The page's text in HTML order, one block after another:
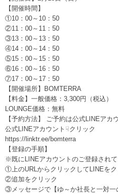
【開催時間】
①10：00～10：50
②11：00～11：50
③13：00～13：50
④14：00～14：50
⑤15：00～15：50
⑥16：00～16：50
⑦17：00～17：50
【開催場所】BOMTERRA
【料金】一般価格：3,300円（税込）
LOUNGE価格：無料
【予約方法】 ご予約は公式LINEアカ
公式LINEアカウント☟クリック
https://linktr.ee/bomterra
【登録の手順】
※既にLINEアカウントのご登録され
①上のURLからクリックしてLINEをク
②追加をクリック
③メッセージで【ゆ～か社長と一対一